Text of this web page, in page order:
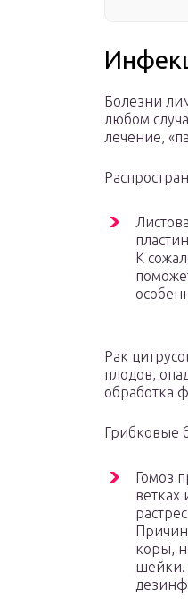
Болезни
любом
лечение,
К
Рак
плодов,
обработка
Грибковые
Гомоз
ветках
коры,
шейки.